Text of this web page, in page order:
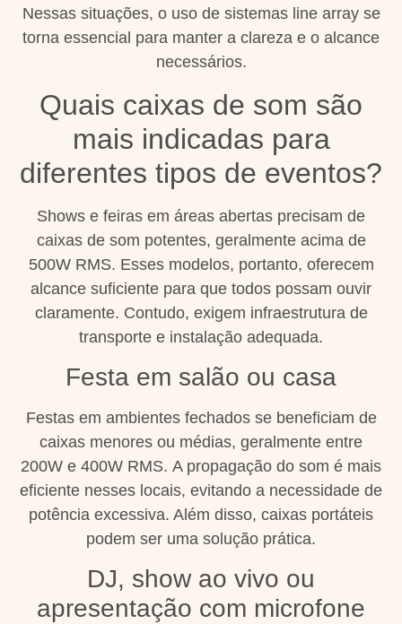
Nessas situações, o uso de sistemas line array se
torna essencial para manter a clareza e o alcance
necessários.
Quais caixas de som são
mais indicadas para
diferentes tipos de eventos?
Shows e feiras em áreas abertas precisam de
caixas de som potentes, geralmente acima de
500W RMS. Esses modelos, portanto, oferecem
alcance suficiente para que todos possam ouvir
claramente. Contudo, exigem infraestrutura de
transporte e instalação adequada.
Festa em salão ou casa
Festas em ambientes fechados se beneficiam de
caixas menores ou médias, geralmente entre
200W e 400W RMS. A propagação do som é mais
eficiente nesses locais, evitando a necessidade de
potência excessiva. Além disso, caixas portáteis
podem ser uma solução prática.
DJ, show ao vivo ou
apresentação com microfone